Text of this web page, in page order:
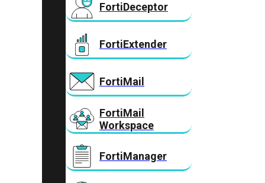
FortiDeceptor
FortiExtender
FortiMail
FortiMail
Workspace
FortiManager